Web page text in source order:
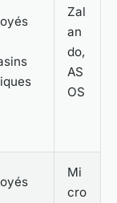
Zal
an
do,
AS
OS
Mi
cro